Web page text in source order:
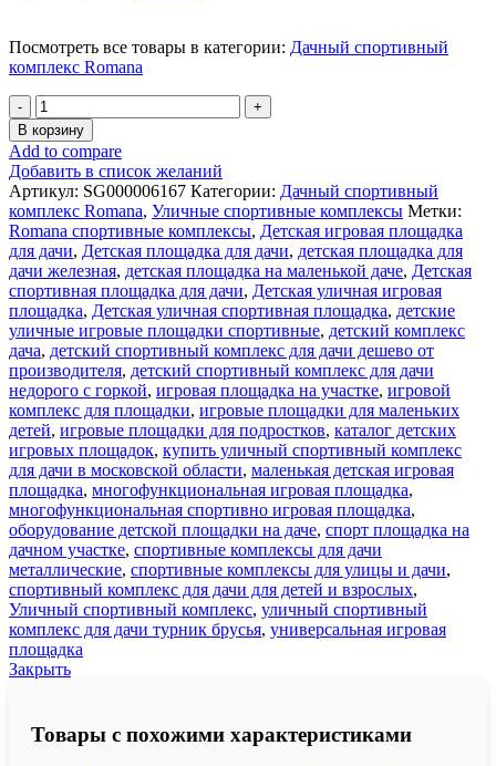
Посмотреть все товары в категории: Дачный спортивный
комплекс Romana
Количество
товара
Детская
спортивная
площадка
Акробат
2
+
СЕТКА
качели
Romana
В корзину
Add to compare
Добавить в список желаний
Артикул: SG000006167 Категории: Дачный спортивный
комплекс Romana, Уличные спортивные комплексы Метки:
Romana спортивные комплексы, Детская игровая площадка
для дачи, Детская площадка для дачи, детская площадка для
дачи железная, детская площадка на маленькой даче, Детская
спортивная площадка для дачи, Детская уличная игровая
площадка, Детская уличная спортивная площадка, детские
уличные игровые площадки спортивные, детский комплекс
дача, детский спортивный комплекс для дачи дешево от
производителя, детский спортивный комплекс для дачи
недорого с горкой, игровая площадка на участке, игровой
комплекс для площадки, игровые площадки для маленьких
детей, игровые площадки для подростков, каталог детских
игровых площадок, купить уличный спортивный комплекс
для дачи в московской области, маленькая детская игровая
площадка, многофункциональная игровая площадка,
многофункциональная спортивно игровая площадка,
оборудование детской площадки на даче, спорт площадка на
дачном участке, спортивные комплексы для дачи
металлические, спортивные комплексы для улицы и дачи,
спортивный комплекс для дачи для детей и взрослых,
Уличный спортивный комплекс, уличный спортивный
комплекс для дачи турник брусья, универсальная игровая
площадка
Закрыть
Товары с похожими характеристиками